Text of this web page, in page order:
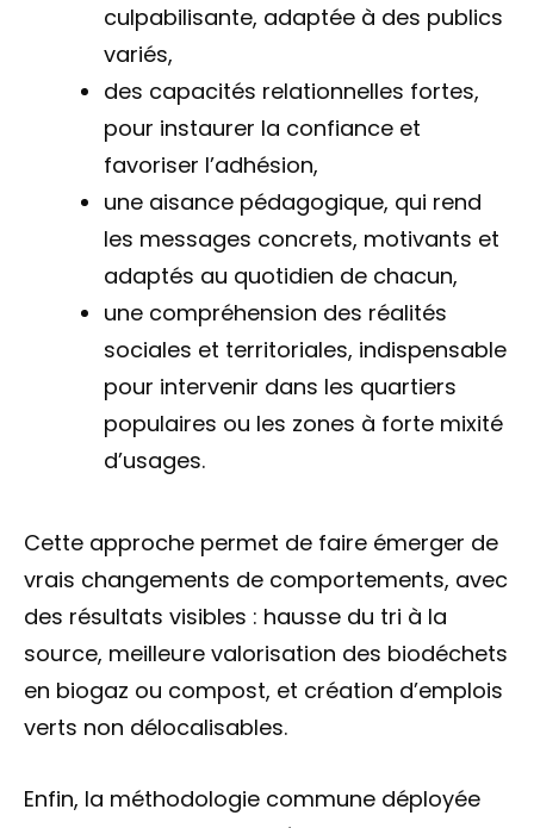
culpabilisante, adaptée à des publics
variés,
des capacités relationnelles fortes,
pour instaurer la confiance et
favoriser l’adhésion,
une aisance pédagogique, qui rend
les messages concrets, motivants et
adaptés au quotidien de chacun,
une compréhension des réalités
sociales et territoriales, indispensable
pour intervenir dans les quartiers
populaires ou les zones à forte mixité
d’usages.
Cette approche permet de faire émerger de
vrais changements de comportements, avec
des résultats visibles : hausse du tri à la
source, meilleure valorisation des biodéchets
en biogaz ou compost, et création d’emplois
verts non délocalisables.
Enfin, la méthodologie commune déployée